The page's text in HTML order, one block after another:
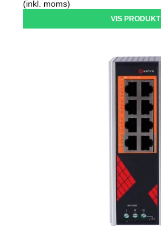
(inkl. moms)
VIS PRODUKT